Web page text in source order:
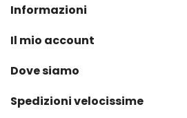
Informazioni
Il mio account
Dove siamo
Spedizioni velocissime